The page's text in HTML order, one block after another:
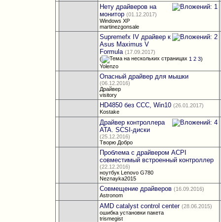
Нету драйверов на
монитор (01.12.2017)
Windows XP
martinezgonsale
Supremefx IV драйвер к
Asus Maximus V
Formula (17.09.2017)
(
1 2 3)
Yolenzo
Опасный драйвер для мышки
(06.12.2016)
Драйвер
visitory
HD4850 без ССС, Win10 (26.01.2017)
Kostake
Драйвер контроллера
ATA. SCSI-диски
(25.12.2016)
Творю Добро
Проблема с драйвером ACPI
совместимый встроенный контроллер
(22.12.2016)
ноутбук Lenovo G780
Neznayka2015
Совмещение драйверов (16.09.2016)
Astronom
AMD catalyst control center (28.06.2015)
ошибка установки пакета
trismegist